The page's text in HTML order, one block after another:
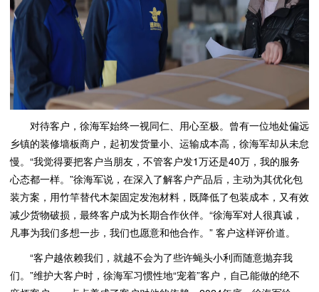
对待客户，徐海军始终一视同仁、用心至极。曾有一位地处偏远
乡镇的装修墙板商户，起初发货量小、运输成本高，徐海军却从未怠
慢。“我觉得要把客户当朋友，不管客户发1万还是40万，我的服务
心态都一样。”徐海军说，在深入了解客户产品后，主动为其优化包
装方案，用竹竿替代木架固定发泡材料，既降低了包装成本，又有效
减少货物破损，最终客户成为长期合作伙伴。“徐海军对人很真诚，
凡事为我们多想一步，我们也愿意和他合作。” 客户这样评价道。
“客户越依赖我们，就越不会为了些许蝇头小利而随意抛弃我
们。”维护大客户时，徐海军习惯性地“宠着”客户，自己能做的绝不